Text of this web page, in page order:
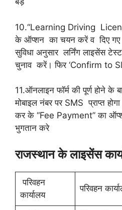
10.“Learning Driving
के ऑप्शन का चयन करें व दिए गए
सुविधा अनुसार लर्निंग लाइसेंस
चुनाव करें। फिर ‘Confirm to
11.ऑनलाइन फॉर्म की पूर्ण होने के
मोबाइल नंबर पर SMS प्राप्‍त
कर के “Fee Payment” का
भुगतान करे
राजस्थान के लाइसेंस
परिवहन
कार्यालय
परिवहन